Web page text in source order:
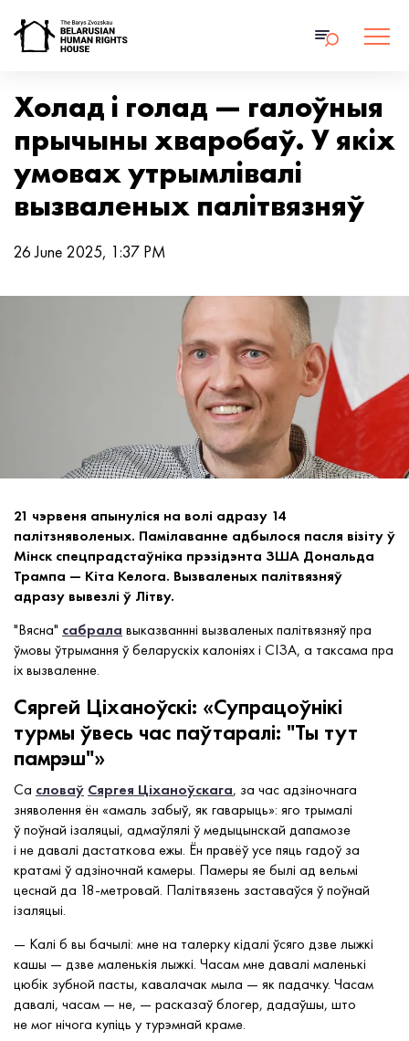
Холад і голад — галоўныя
прычыны хваробаў. У якіх
умовах утрымлівалі
вызваленых палітвязняў
26 June 2025, 1:37 PM
21 чэрвеня апынуліся на волі адразу 14
палітзняволеных. Памілаванне адбылося пасля візіту ў
Мінск спецпрадстаўніка прэзідэнта ЗША Дональда
Трампа — Кіта Келога. Вызваленых палітвязняў
адразу вывезлі ў Літву.
"Вясна" сабрала выказваннні вызваленых палітвязняў пра
ўмовы ўтрымання ў беларускіх калоніях і СІЗА, а таксама пра
іх вызваленне.
Cяргей Ціханоўскі: «Супрацоўнікі
турмы ўвесь час паўтаралі: "Ты тут
памрэш"»
Са словаў Сяргея Ціханоўскага, за час адзіночнага
зняволення ён «амаль забыў, як гаварыць»: яго трымалі
ў поўнай ізаляцыі, адмаўлялі ў медыцынскай дапамозе
і не давалі дастаткова ежы. Ён правёў усе пяць гадоў за
кратамі ў адзіночнай камеры. Памеры яе былі ад вельмі
цеснай да 18-метровай. Палітвязень заставаўся ў поўнай
ізаляцыі.
— Калі б вы бачылі: мне на талерку кідалі ўсяго дзве лыжкі
кашы — дзве маленькія лыжкі. Часам мне давалі маленькі
цюбік зубной пасты, кавалачак мыла — як падачку. Часам
давалі, часам — не, — расказаў блогер, дадаўшы, што
не мог нічога купіць у турэмнай краме.